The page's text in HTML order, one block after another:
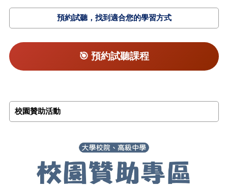
預約試聽，找到適合您的學習方式
🎯 預約試聽課程
校園贊助活動